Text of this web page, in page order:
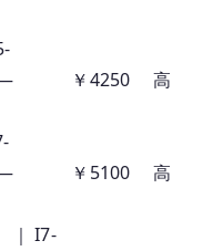
￥4250 高
￥5100 高
｜ I7-